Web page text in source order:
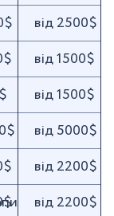
від 2500$
від 1500$
від 1500$
від 5000$
від 2200$
від 2200$